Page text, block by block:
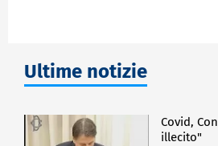
Ultime notizie
Covid,
illecito"